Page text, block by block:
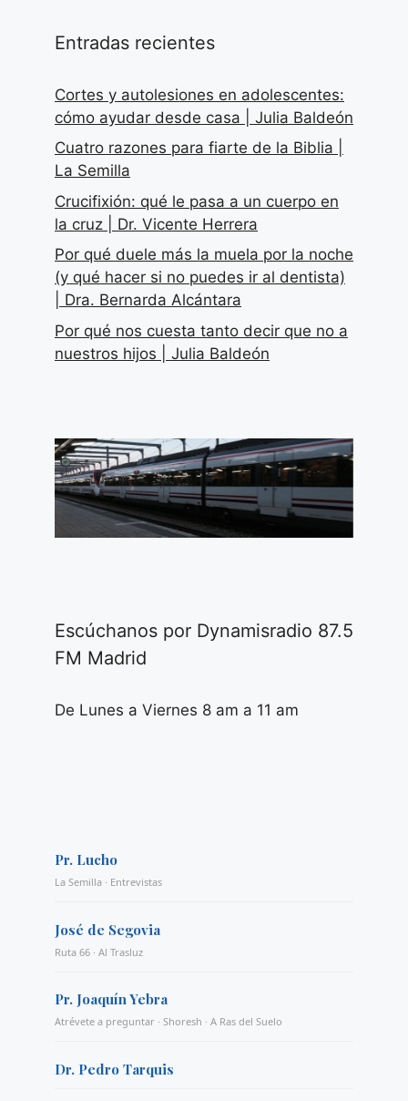
Entradas recientes
Cortes y autolesiones en adolescentes:
cómo ayudar desde casa | Julia Baldeón
Cuatro razones para fiarte de la Biblia |
La Semilla
Crucifixión: qué le pasa a un cuerpo en
la cruz | Dr. Vicente Herrera
Por qué duele más la muela por la noche
(y qué hacer si no puedes ir al dentista)
| Dra. Bernarda Alcántara
Por qué nos cuesta tanto decir que no a
nuestros hijos | Julia Baldeón
Escúchanos por Dynamisradio 87.5
FM Madrid
De Lunes a Viernes 8 am a 11 am
Pr. Lucho
La Semilla · Entrevistas
José de Segovia
Ruta 66 · Al Trasluz
Pr. Joaquín Yebra
Atrévete a preguntar · Shoresh · A Ras del Suelo
Dr. Pedro Tarquis